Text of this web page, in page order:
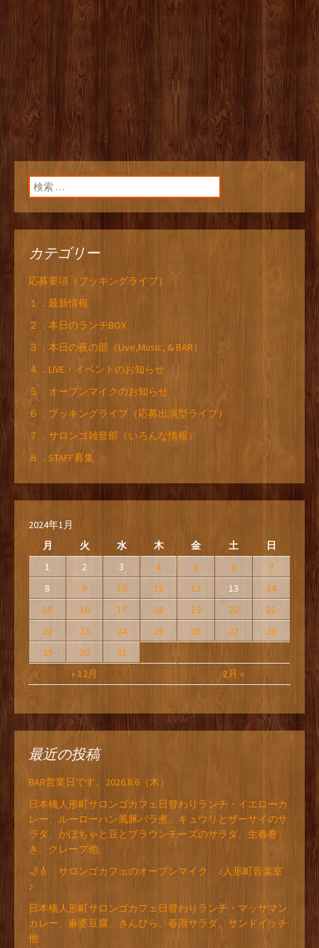
検索:
カテゴリー
応募要項（ブッキングライブ）
１．最新情報
２．本日のランチBOX
３．本日の夜の部（Live,Music, & BAR）
４．LIVE・イベントのお知らせ
５．オープンマイクのお知らせ
６．ブッキングライブ（応募出演型ライブ）
７．サロンゴ雑音部（いろんな情報）
８．STAFF募集
2024年1月
月
火 水 木 金 土 日
« 12月 2月 »
1 2 3 4 5 6
7
8
9 10 11 12 13
14
15
16 17 18 19 20
21
22
23 24 25 26 27
28
29
30 31
最近の投稿
BAR営業日です。2026.8.6（木）
日本橋人形町サロンゴカフェ日替わりランチ・イエローカ
レー、ルーローハン風豚バラ煮、キュウリとザーサイのサ
ラダ、かぼちゃと豆とブラウンチーズのサラダ、生春巻
き、クレープ他
🌙🎸 サロンゴカフェのオープンマイク ♪人形町音楽室
♪
日本橋人形町サロンゴカフェ日替わりランチ・マッサマン
カレー、麻婆豆腐、きんぴら、春雨サラダ、サンドイッチ
他